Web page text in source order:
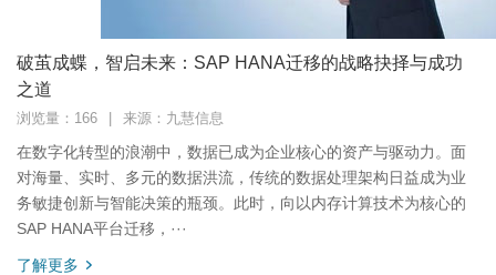
破茧成蝶，智启未来：SAP HANA迁移的战略抉择与成功
之道
浏览量：166 来源：九慧信息
在数字化转型的浪潮中，数据已成为企业核心的资产与驱动力。面
对海量、实时、多元的数据洪流，传统的数据处理架构日益成为业
务敏捷创新与智能决策的瓶颈。此时，向以内存计算技术为核心的
SAP HANA平台迁移，···
了解更多